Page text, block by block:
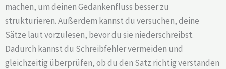
machen, um deinen Gedankenfluss besser zu
strukturieren. Außerdem kannst du versuchen, deine
Sätze laut vorzulesen, bevor du sie niederschreibst.
Dadurch kannst du Schreibfehler vermeiden und
gleichzeitig überprüfen, ob du den Satz richtig verstanden